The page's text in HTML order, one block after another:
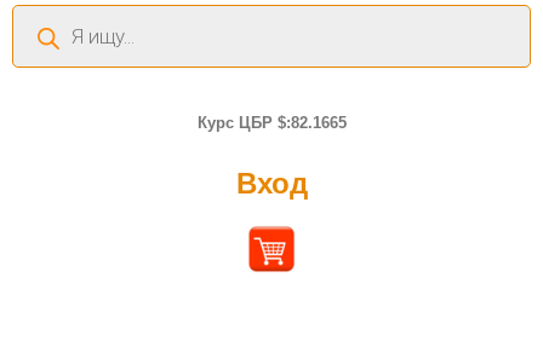
Поиск
товаров
Курс ЦБР $:82.1665
Вход